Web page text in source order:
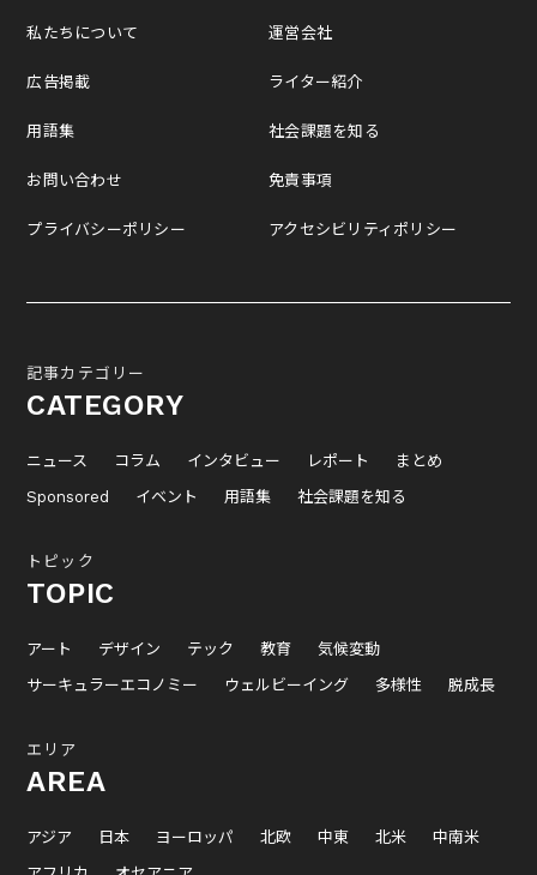
私たちについて
広告掲載
用語集
お問い合わせ
プライバシーポリシー
運営会社
ライター紹介
社会課題を知る
免責事項
アクセシビリティポリシー
記事カテゴリー
CATEGORY
ニュース コラム インタビュー レポート
まとめ
Sponsored
イベント 用語集 社会課題を知る
トピック
TOPIC
アート デザイン テック 教育
気候変動
サーキュラーエコノミー
ウェルビーイング 多様性 脱成長
エリア
AREA
アジア 日本 ヨーロッパ 北欧 中東 北米
中南米